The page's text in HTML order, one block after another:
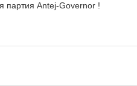
партия Antej-Governor !